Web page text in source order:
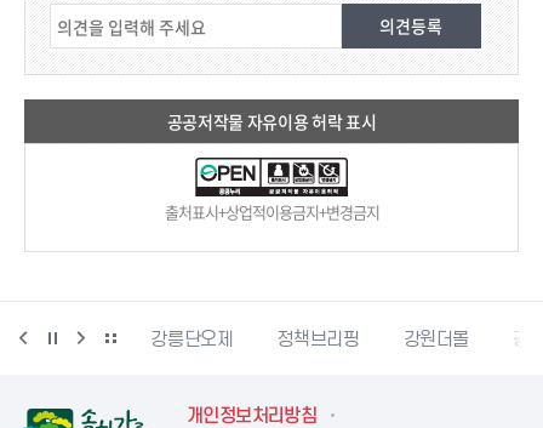
공공저작물 자유이용 허락 표시
출처표시+상업적이용금지+변경금지
강릉생태관광 강릉단오제 정책브리핑 강원더몰 강
개인정보처리방침